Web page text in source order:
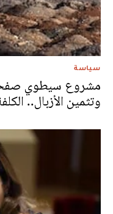
سياسة
مشروع سيطوي
وتثمين الأزبال..